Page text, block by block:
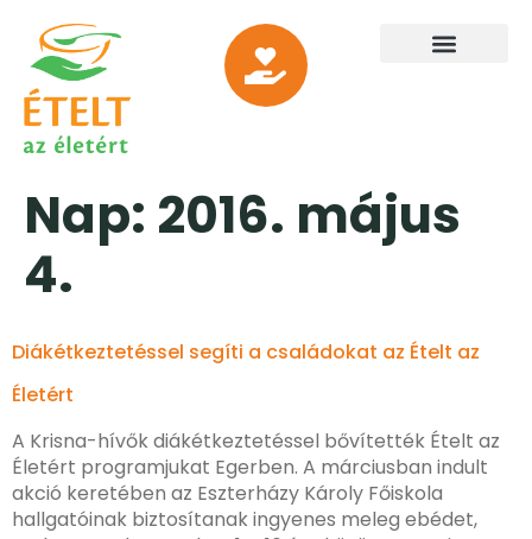
Nap: 2016. május
4.
Diákétkeztetéssel segíti a családokat az Ételt az
Életért
A Krisna-hívők diákétkeztetéssel bővítették Ételt az
Életért programjukat Egerben. A márciusban indult
akció keretében az Eszterházy Károly Főiskola
hallgatóinak biztosítanak ingyenes meleg ebédet,